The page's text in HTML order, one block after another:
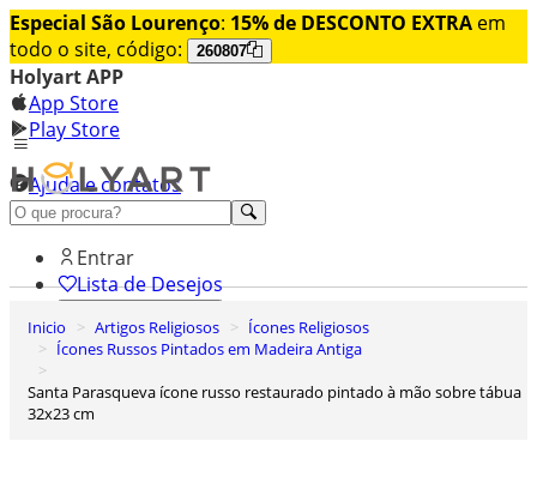
Especial São Lourenço: 15% de DESCONTO EXTRA em
todo o site, código:
260807
Holyart APP
App Store
Play Store
Ajuda e contatos
Conheça premium
Entrar
Lista de Desejos
0
Carrinho de Compras
Inicio Artigos Religiosos
Ícones Religiosos
Ícones Russos Pintados em Madeira Antiga
Santa Parasqueva ícone russo restaurado pintado à mão sobre tábua
32x23 cm